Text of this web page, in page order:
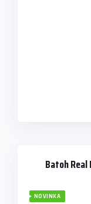
Batoh
NOVINKA